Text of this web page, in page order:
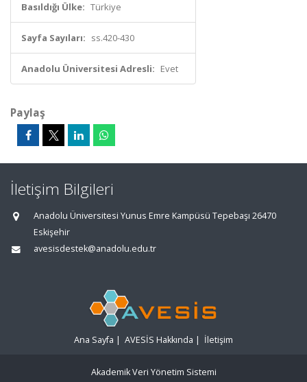
Basıldığı Ülke: Türkiye
Sayfa Sayıları: ss.420-430
Anadolu Üniversitesi Adresli: Evet
Paylaş
İletişim Bilgileri
Anadolu Üniversitesi Yunus Emre Kampüsü Tepebaşı 26470
Eskişehir
avesisdestek@anadolu.edu.tr
Ana Sayfa | AVESİS Hakkında | İletişim
Akademik Veri Yönetim Sistemi